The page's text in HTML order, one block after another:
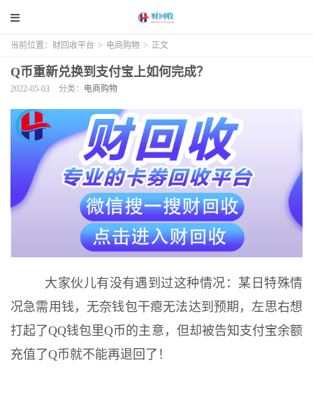
当前位置： 财回收平台 > 电商购物 > 正文
Q币重新兑换到支付宝上如何完成？
2022-05-03 分类： 电商购物
大家伙儿有没有遇到过这种情况：某日特殊情
况急需用钱，无奈钱包干瘪无法达到预期，左思右想
打起了QQ钱包里Q币的主意，但却被告知支付宝余额
充值了Q币就不能再退回了！